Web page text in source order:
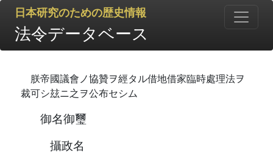
日本研究のための歴史情報
法令データベース
朕帝國議會ノ協贊ヲ經タル借地借家臨時處理法ヲ
裁可シ玆ニ之ヲ公布セシム
御名御璽
攝政名